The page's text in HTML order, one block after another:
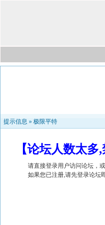
提示信息 » 极限平特
【论坛人数太
请直接登录用户访问论坛，
如果您已注册,请先登录论坛